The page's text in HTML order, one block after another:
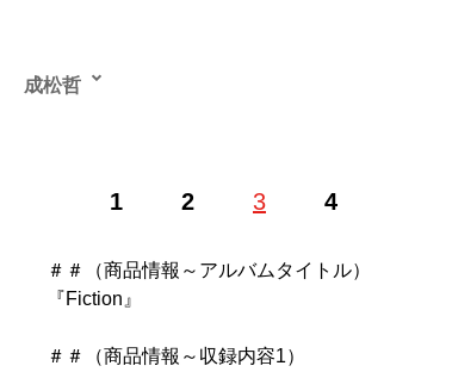
1 2 3 4
成松哲
＃＃（商品情報～アルバムタイトル）
『Fiction』
＃＃（商品情報～収録内容1）